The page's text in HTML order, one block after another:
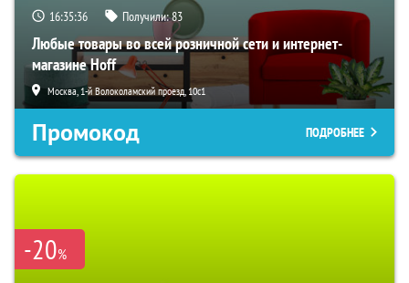
16:35:35 Получили:83
Любые товары во всей розничной сети и интернет-
магазине Hoff
Москва, 1-й Волоколамский проезд, 10с1
Промокод ПОДРОБНЕЕ
-20%